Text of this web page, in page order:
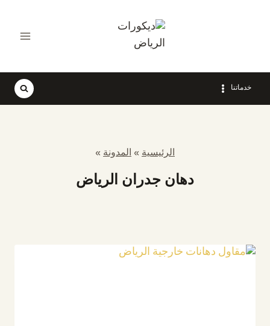
خدماتنا
الرئيسية » المدونة »
دهان جدران الرياض